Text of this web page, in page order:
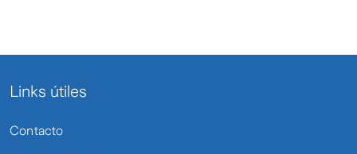
Links útiles
Contacto